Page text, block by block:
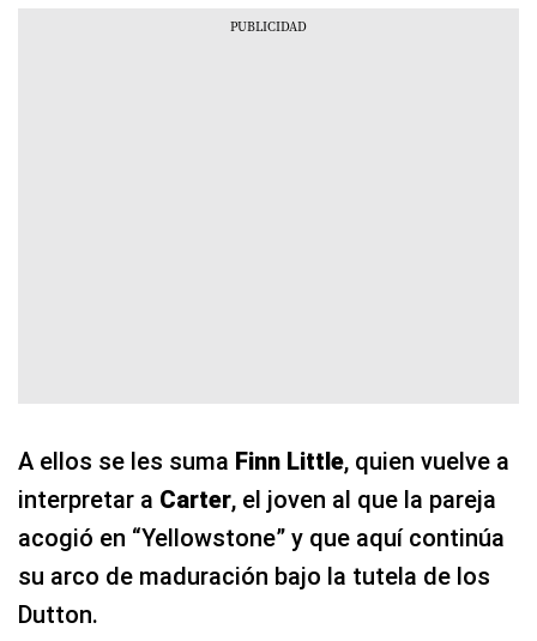
A ellos se les suma Finn Little, quien vuelve a
interpretar a Carter, el joven al que la pareja
acogió en “Yellowstone” y que aquí continúa
su arco de maduración bajo la tutela de los
Dutton.